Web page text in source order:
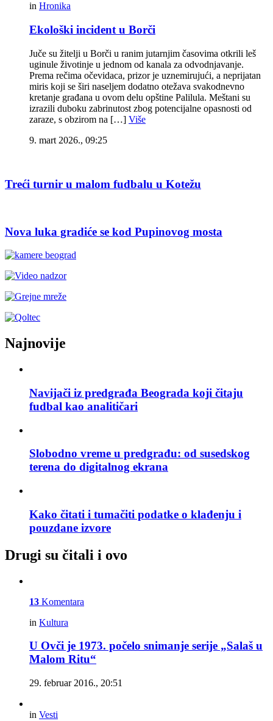
in Hronika
Ekološki incident u Borči
Juče su žitelji u Borči u ranim jutarnjim časovima otkrili leš
uginule životinje u jednom od kanala za odvodnjavanje.
Prema rečima očevidaca, prizor je uznemirujući, a neprijatan
miris koji se širi naseljem dodatno otežava svakodnevno
kretanje građana u ovom delu opštine Palilula. Meštani su
izrazili duboku zabrinutost zbog potencijalne opasnosti od
zaraze, s obzirom na […] Više
9. mart 2026., 09:25
Treći turnir u malom fudbalu u Kotežu
Nova luka gradiće se kod Pupinovog mosta
Najnovije
Navijači iz predgrađa Beograda koji čitaju
fudbal kao analitičari
Slobodno vreme u predgrađu: od susedskog
terena do digitalnog ekrana
Kako čitati i tumačiti podatke o klađenju i
pouzdane izvore
Drugi su čitali i ovo
13 Komentara
in Kultura
U Ovči je 1973. počelo snimanje serije „Salaš u
Malom Ritu“
29. februar 2016., 20:51
in Vesti